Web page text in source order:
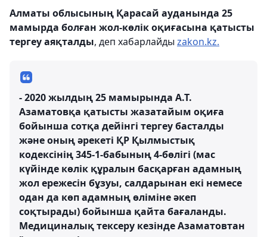
Алматы облысының Қарасай ауданында 25
мамырда болған жол-көлік оқиғасына қатысты
тергеу аяқталды, деп хабарлайды zakon.kz.
- 2020 жылдың 25 мамырында А.Т.
Азаматовқа қатысты жазатайым оқиға
бойынша сотқа дейінгі тергеу басталды
және оның әрекеті ҚР Қылмыстық
кодексінің 345-1-бабының 4-бөлігі (мас
күйінде көлік құралын басқарған адамның
жол ережесін бұзуы, салдарынан екі немесе
одан да көп адамның өліміне әкеп
соқтырады) бойынша қайта бағаланды.
Медициналық тексеру кезінде Азаматовтан